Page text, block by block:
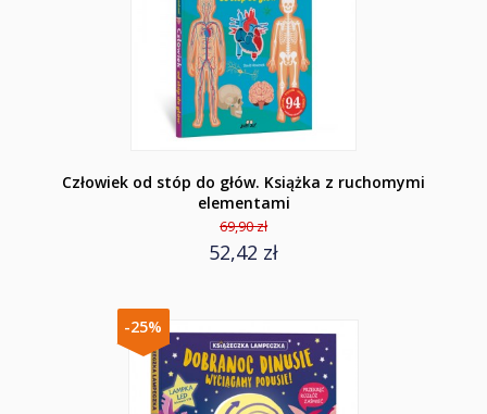
Człowiek od stóp do głów. Książka z ruchomymi
elementami
69,90 zł
52,42 zł
-25%